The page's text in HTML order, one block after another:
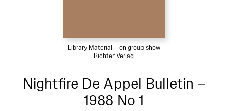
Library Material – on group show
Richter Verlag
Nightfire De Appel Bulletin –
1988 No 1